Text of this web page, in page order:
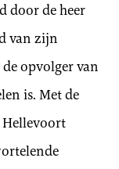
door de heer
van zijn
opvolger van
is. Met de